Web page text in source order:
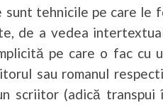
sunt tehnicile pe care le
de a vedea
pe care o fac cu
sau romanul
scriitor (adică transpui